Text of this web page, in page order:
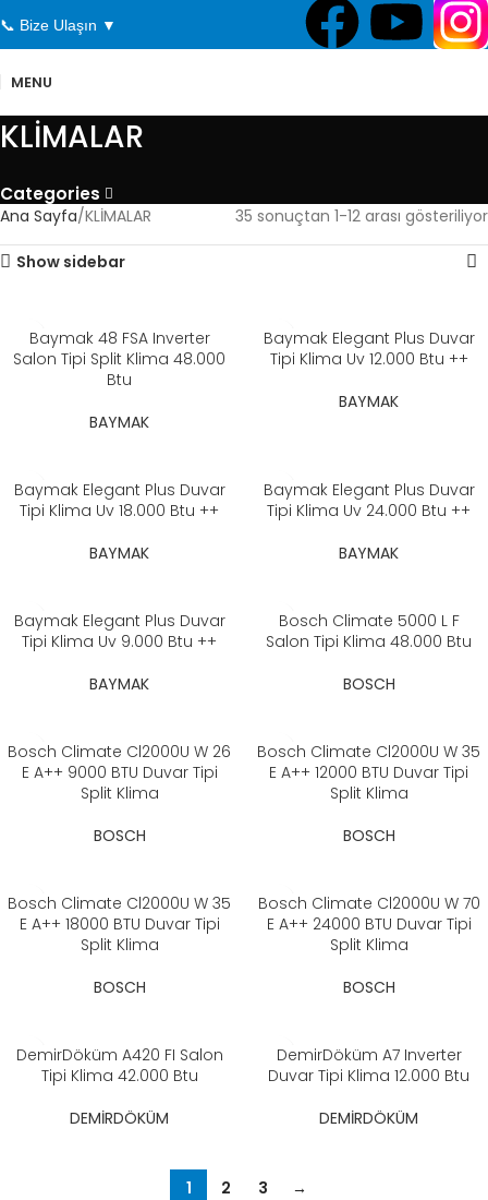
📞 Bize Ulaşın ▼
MENU
KLİMALAR
Categories
Ana Sayfa KLİMALAR 35 sonuçtan 1-12 arası gösteriliyor
Show sidebar
Baymak 48 FSA Inverter
Salon Tipi Split Klima 48.000
Btu
BAYMAK
Baymak Elegant Plus Duvar
Tipi Klima Uv 12.000 Btu ++
BAYMAK
Baymak Elegant Plus Duvar
Tipi Klima Uv 18.000 Btu ++
BAYMAK
Baymak Elegant Plus Duvar
Tipi Klima Uv 24.000 Btu ++
BAYMAK
Baymak Elegant Plus Duvar
Tipi Klima Uv 9.000 Btu ++
BAYMAK
Bosch Climate 5000 L F
Salon Tipi Klima 48.000 Btu
BOSCH
Bosch Climate Cl2000U W 26
E A++ 9000 BTU Duvar Tipi
Split Klima
BOSCH
Bosch Climate Cl2000U W 35
E A++ 12000 BTU Duvar Tipi
Split Klima
BOSCH
Bosch Climate Cl2000U W 35
E A++ 18000 BTU Duvar Tipi
Split Klima
BOSCH
Bosch Climate Cl2000U W 70
E A++ 24000 BTU Duvar Tipi
Split Klima
BOSCH
DemirDöküm A420 FI Salon
Tipi Klima 42.000 Btu
DEMİRDÖKÜM
DemirDöküm A7 Inverter
Duvar Tipi Klima 12.000 Btu
DEMİRDÖKÜM
1 2 3 →